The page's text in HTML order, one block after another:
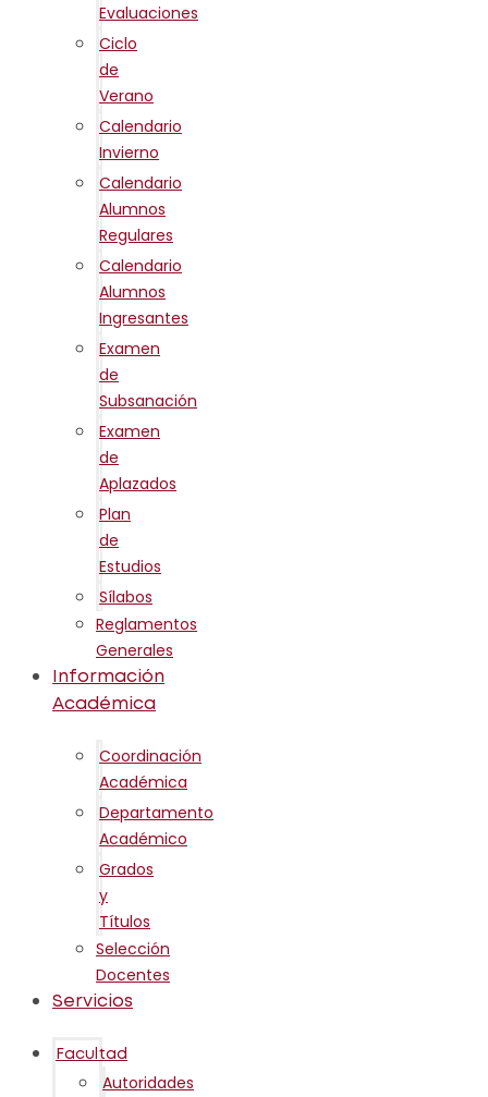
Evaluaciones
Ciclo
de
Verano
Calendario
Invierno
Calendario
Alumnos
Regulares
Calendario
Alumnos
Ingresantes
Examen
de
Subsanación
Examen
de
Aplazados
Plan
de
Estudios
Sílabos
Reglamentos
Generales
Información
Académica
Coordinación
Académica
Departamento
Académico
Grados
y
Títulos
Selección
Docentes
Servicios
Facultad
Autoridades